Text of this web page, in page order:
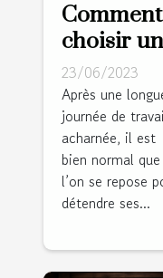
Comment
choisir
bonne
housse de
couette
pour son
confort ?
23/06/2023
Après une
journée de
acharnée, il est
bien normal que
l’on se repose
détendre ses...